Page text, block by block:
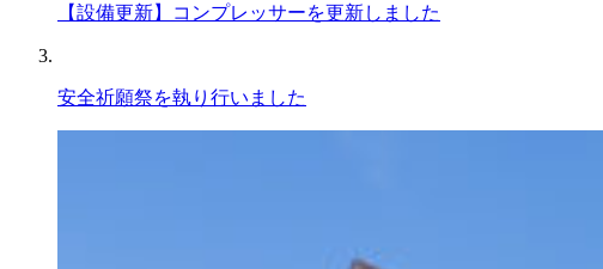
【設備更新】コンプレッサーを更新しました
安全祈願祭を執り行いました